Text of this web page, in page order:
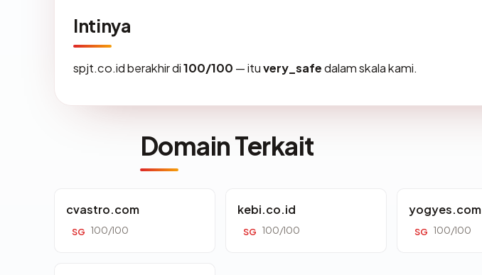
Intinya
spjt.co.id berakhir di100/100 — ituvery_safedalam skala kami.
Domain Terkait
cvastro.com
SG 100/100
kebi.co.id
SG 100/100
yogyes.com
SG 100/100